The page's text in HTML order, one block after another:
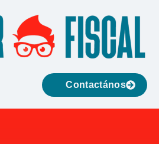
Contactános